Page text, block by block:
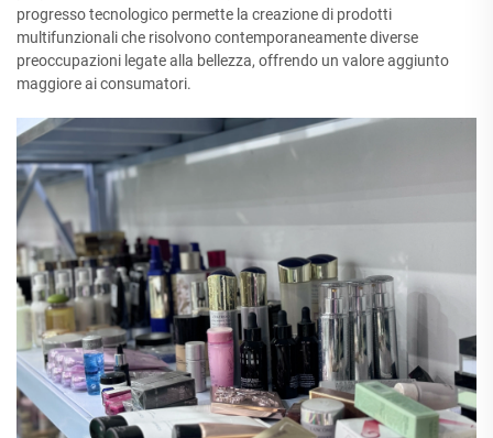
progresso tecnologico permette la creazione di prodotti
multifunzionali che risolvono contemporaneamente diverse
preoccupazioni legate alla bellezza, offrendo un valore aggiunto
maggiore ai consumatori.